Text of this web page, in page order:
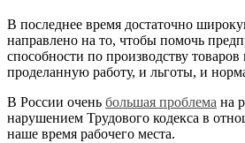
В последнее время достаточно
направлено на то, чтобы помочь
способности по производству
проделанную работу, и льготы, и
В России очень большая проблема на
нарушением Трудового кодекса в
наше время рабочего места.